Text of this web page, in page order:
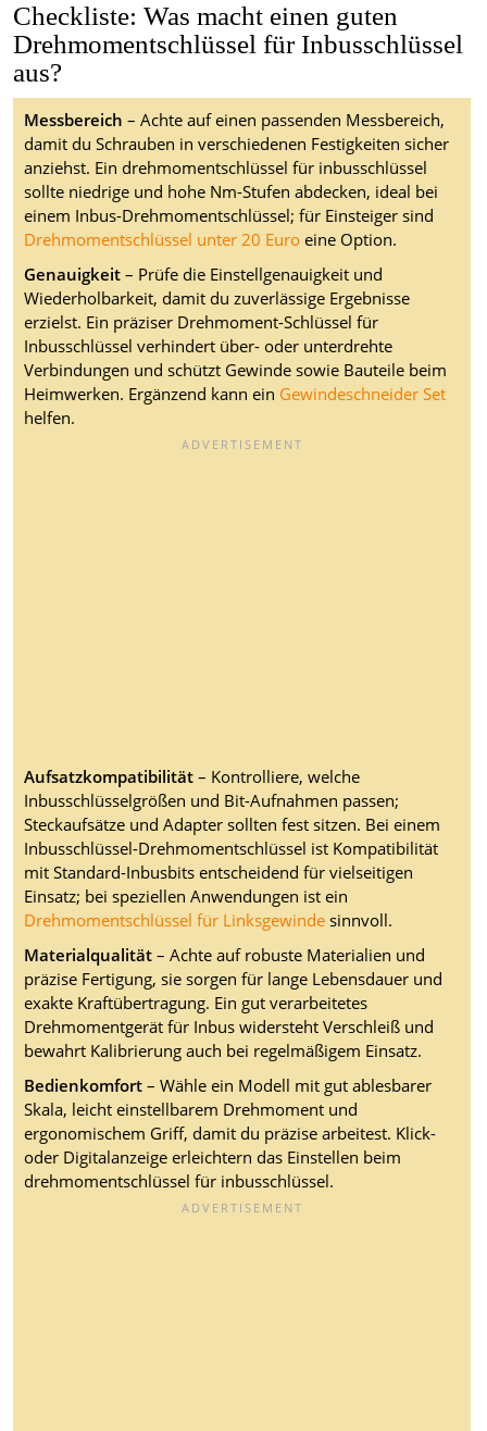
Checkliste: Was macht einen guten
Drehmomentschlüssel für Inbusschlüssel
aus?
Messbereich – Achte auf einen passenden Messbereich,
damit du Schrauben in verschiedenen Festigkeiten sicher
anziehst. Ein drehmomentschlüssel für inbusschlüssel
sollte niedrige und hohe Nm-Stufen abdecken, ideal bei
einem Inbus-Drehmomentschlüssel; für Einsteiger sind
Drehmomentschlüssel unter 20 Euroeine Option.
Genauigkeit– Prüfe die Einstellgenauigkeit und
Wiederholbarkeit, damit du zuverlässige Ergebnisse
erzielst. Ein präziser Drehmoment-Schlüssel für
Inbusschlüssel verhindert über- oder unterdrehte
Verbindungen und schützt Gewinde sowie Bauteile beim
Heimwerken. Ergänzend kann ein Gewindeschneider Set
helfen.
Aufsatzkompatibilität– Kontrolliere, welche
Inbusschlüsselgrößen und Bit-Aufnahmen passen;
Steckaufsätze und Adapter sollten fest sitzen. Bei einem
Inbusschlüssel-Drehmomentschlüssel ist Kompatibilität
mit Standard-Inbusbits entscheidend für vielseitigen
Einsatz; bei speziellen Anwendungen ist ein
Drehmomentschlüssel für Linksgewindesinnvoll.
Materialqualität– Achte auf robuste Materialien und
präzise Fertigung, sie sorgen für lange Lebensdauer und
exakte Kraftübertragung. Ein gut verarbeitetes
Drehmomentgerät für Inbus widersteht Verschleiß und
bewahrt Kalibrierung auch bei regelmäßigem Einsatz.
Bedienkomfort– Wähle ein Modell mit gut ablesbarer
Skala, leicht einstellbarem Drehmoment und
ergonomischem Griff, damit du präzise arbeitest. Klick-
oder Digitalanzeige erleichtern das Einstellen beim
drehmomentschlüssel für inbusschlüssel.